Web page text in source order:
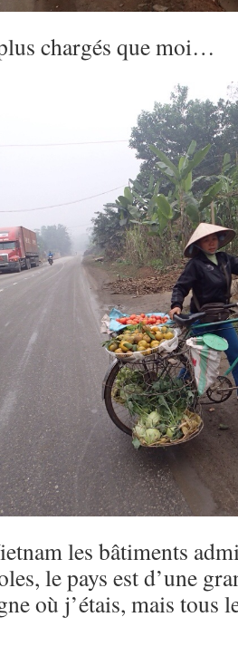
chargés que moi…
les bâtiments
le pays est d’une
où j’étais, mais tous